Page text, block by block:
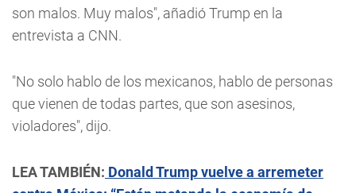
son malos. Muy malos", añadió Trump en la
entrevista a CNN.
"No solo hablo de los mexicanos, hablo de personas
que vienen de todas partes, que son asesinos,
violadores", dijo.
LEA TAMBIÉN: Donald Trump vuelve a arremeter